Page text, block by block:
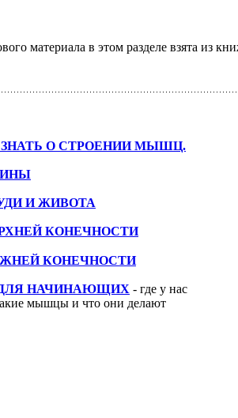
материала в этом разделе взята
О СТРОЕНИИ МЫШЦ.
И ЖИВОТА
КОНЕЧНОСТИ
КОНЕЧНОСТИ
НАЧИНАЮЩИХ - где у нас
мышцы и что они делают